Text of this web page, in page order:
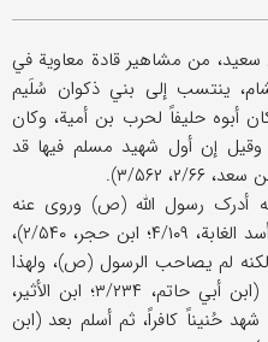
من مشاهیر قادة معاویة في
ینتسب إلی بني ذکوان سُلَیم
۴۰۶-۴۰۷؛ ابن قتیبة، ۴۶۷). کان أبوه حلیفاً لحرب بن أمیة، وکان
إن أول شهید مسلم فیها قد
أدرک رسول الله (ص) وروی عنه
(یحیی بن معین، ۳/۴۳؛ ابن الأثیر، أسد الغابة، ۴/۱۰۹؛ ابن حجر، ۲/۵۴۰)،
لم یصاحب الرسول (ص)، ولهذا
فإن روایاته عن الرسول (ص) مرسلة (ابن أبي حاتم، ۳/۲۳۴؛ ابن الأثیر،
حُنیناً کافراً، ثم أسلم بعد (ابن